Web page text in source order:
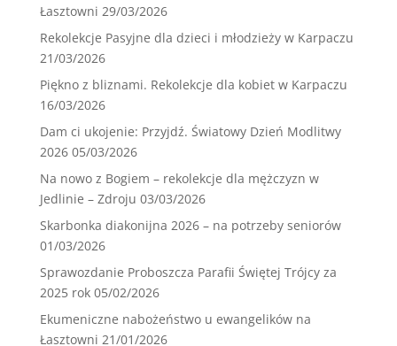
Łasztowni 29/03/2026
Rekolekcje Pasyjne dla dzieci i młodzieży w Karpaczu
21/03/2026
Piękno z bliznami. Rekolekcje dla kobiet w Karpaczu
16/03/2026
Dam ci ukojenie: Przyjdź. Światowy Dzień Modlitwy
2026 05/03/2026
Na nowo z Bogiem – rekolekcje dla mężczyzn w
Jedlinie – Zdroju 03/03/2026
Skarbonka diakonijna 2026 – na potrzeby seniorów
01/03/2026
Sprawozdanie Proboszcza Parafii Świętej Trójcy za
2025 rok 05/02/2026
Ekumeniczne nabożeństwo u ewangelików na
Łasztowni 21/01/2026